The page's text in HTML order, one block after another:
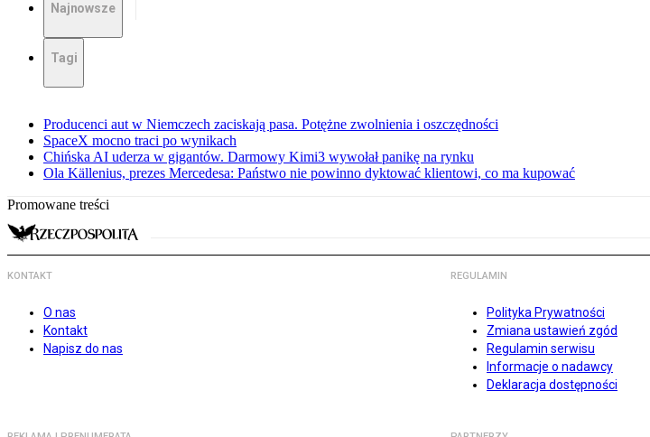
Najnowsze
Tagi
Producenci aut w Niemczech zaciskają pasa. Potężne zwolnienia i oszczędności
SpaceX mocno traci po wynikach
Chińska AI uderza w gigantów. Darmowy Kimi3 wywołał panikę na rynku
Ola Källenius, prezes Mercedesa: Państwo nie powinno dyktować klientowi, co ma kupować
Promowane treści
KONTAKT
O nas
Kontakt
Napisz do nas
REGULAMIN
Polityka Prywatności
Zmiana ustawień zgód
Regulamin serwisu
Informacje o nadawcy
Deklaracja dostępności